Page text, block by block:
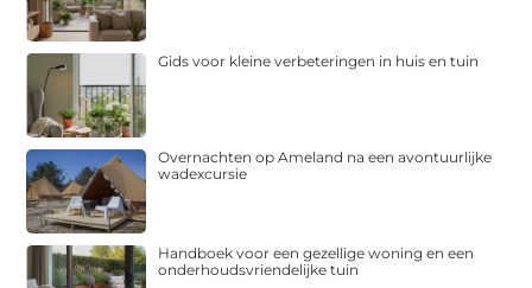
Gids voor kleine verbeteringen in huis en tuin
Overnachten op Ameland na een avontuurlijke
wadexcursie
Handboek voor een gezellige woning en een
onderhoudsvriendelijke tuin